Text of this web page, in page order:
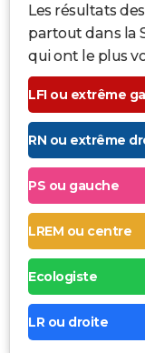
Les résultats
partout dans la
qui ont le plus
LFI ou extrême
RN ou extrême
PS ou gauche
LREM ou centre
Ecologiste
LR ou droite